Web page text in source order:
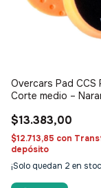
Overcars Pad CCS
Corte medio –
$13.383,00
$12.713,85 con
depósito
¡Solo quedan 2 en